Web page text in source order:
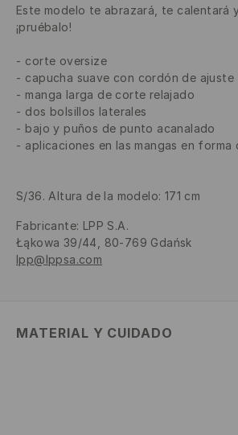
Este modelo te abrazará, te calentará
¡pruébalo!
corte oversize
capucha suave con cordón de ajuste
manga larga de corte relajado
dos bolsillos laterales
bajo y puños de punto acanalado
aplicaciones en las mangas en forma
S/36. Altura de la modelo: 171 cm
Fabricante: LPP S.A.
Łąkowa 39/44, 80-769 Gdańsk
lpp@lppsa.com
MATERIAL Y CUIDADO